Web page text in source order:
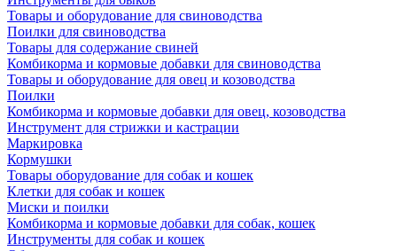
Товары и оборудование для свиноводства
Поилки для свиноводства
Товары для содержание свиней
Комбикорма и кормовые добавки для свиноводства
Товары и оборудование для овец и козоводства
Поилки
Комбикорма и кормовые добавки для овец, козоводства
Инструмент для стрижки и кастрации
Маркировка
Кормушки
Товары оборудование для собак и кошек
Клетки для собак и кошек
Миски и поилки
Комбикорма и кормовые добавки для собак, кошек
Инструменты для собак и кошек